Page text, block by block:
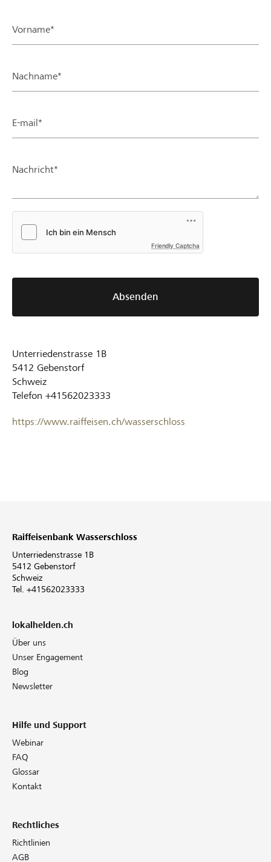
Vorname*
Nachname*
E-mail*
Nachricht*
Friendly Captcha
Absenden
Unterriedenstrasse 1B
5412 Gebenstorf
Schweiz
Telefon +41562023333
https://www.raiffeisen.ch/wasserschloss
Raiffeisenbank Wasserschloss
Unterriedenstrasse 1B
5412 Gebenstorf
Schweiz
Tel. +41562023333
lokalhelden.ch
Über uns
Unser Engagement
Blog
Newsletter
Hilfe und Support
Webinar
FAQ
Glossar
Kontakt
Rechtliches
Richtlinien
AGB